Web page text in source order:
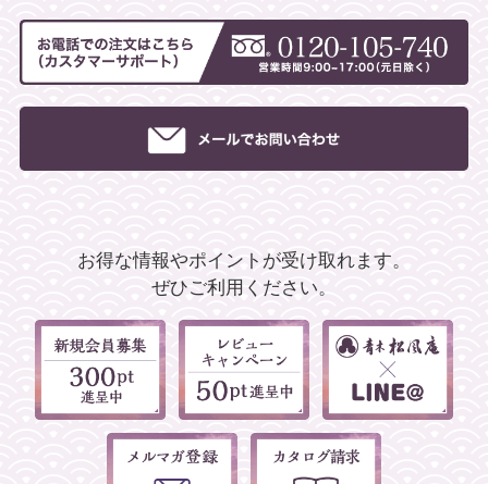
お得な情報やポイントが受け取れます。
ぜひご利用ください。